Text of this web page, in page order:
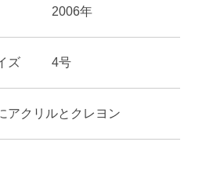
2006年
ズ 4号
アクリルとクレヨン